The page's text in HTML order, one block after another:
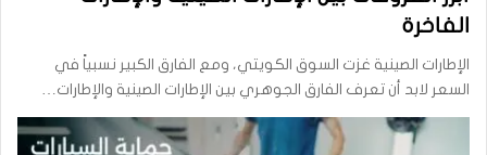
الفاخرة
الإطارات الصينية غزت السوق الكويتي، ومع الفارق الكبير نسبياً في
السعر لابد أن تعرف الفارق الجوهري بين الإطارات الصينية والإطارات…